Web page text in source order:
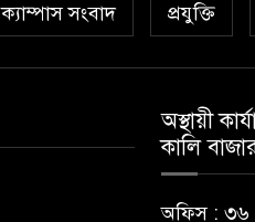
ক্যাম্পাস সংবাদ প্রযুক্তি
অস্থায়ী
কালি
অফিস : ৩৬